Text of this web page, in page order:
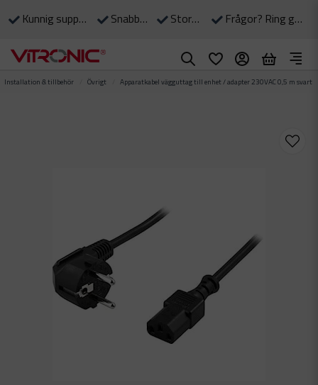
Kunnig support till våra kunder Snabba leveranser Stort eget lager Frågor? Ring gärna: 0490-375 90
Installation & tillbehör Övrigt Apparatkabel vägguttag till enhet / adapter 230VAC 0,5 m svart